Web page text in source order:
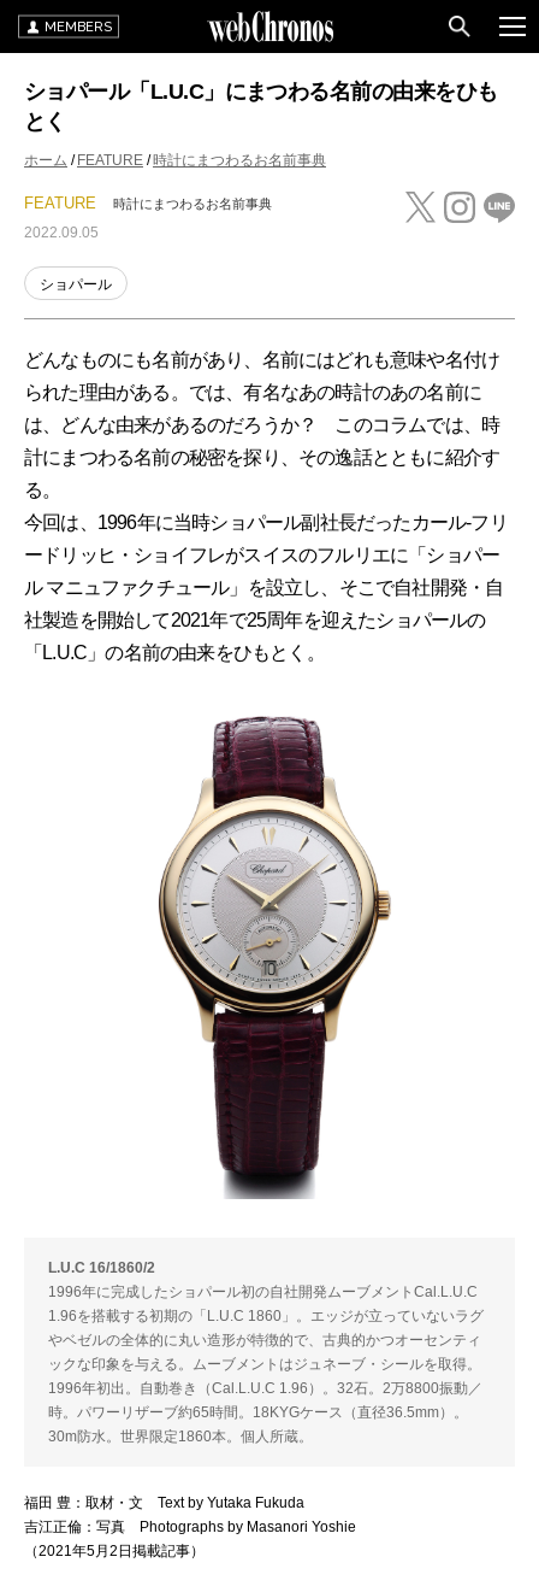
MEMBERS
ショパール「L.U.C」にまつわる名前の由来をひも
とく
ホーム FEATURE 時計にまつわるお名前事典
FEATURE 時計にまつわるお名前事典
2022.09.05
ショパール
どんなものにも名前があり、名前にはどれも意味や名付け
られた理由がある。では、有名なあの時計のあの名前に
は、どんな由来があるのだろうか？ このコラムでは、時
計にまつわる名前の秘密を探り、その逸話とともに紹介す
る。
今回は、1996年に当時ショパール副社長だったカール-フリ
ードリッヒ・ショイフレがスイスのフルリエに「ショパー
ル マニュファクチュール」を設立し、そこで自社開発・自
社製造を開始して2021年で25周年を迎えたショパールの
「L.U.C」の名前の由来をひもとく。
L.U.C 16/1860/2
1996年に完成したショパール初の自社開発ムーブメントCal.L.U.C
1.96を搭載する初期の「L.U.C 1860」。エッジが立っていないラグ
やベゼルの全体的に丸い造形が特徴的で、古典的かつオーセンティ
ックな印象を与える。ムーブメントはジュネーブ・シールを取得。
1996年初出。自動巻き（Cal.L.U.C 1.96）。32石。2万8800振動／
時。パワーリザーブ約65時間。18KYGケース（直径36.5mm）。
30m防水。世界限定1860本。個人所蔵。
福田 豊：取材・文 Text by Yutaka Fukuda
吉江正倫：写真 Photographs by Masanori Yoshie
（2021年5月2日掲載記事）